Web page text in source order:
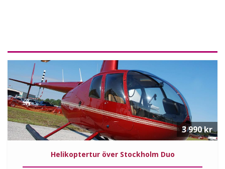
Helikoptertur över Stockholm Duo
3 990 kr